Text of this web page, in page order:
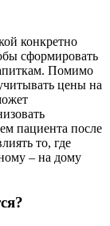
конкретно
сформировать
Помимо
цены на
пациента после
то, где
– на дому